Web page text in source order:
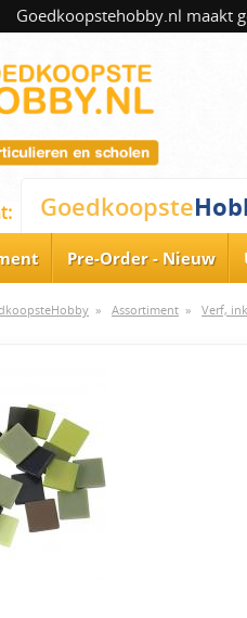
Goedkoopstehobby.nl maakt
Goedkoopste
Pre-Order - Nieuw
» Assortiment » Verf,